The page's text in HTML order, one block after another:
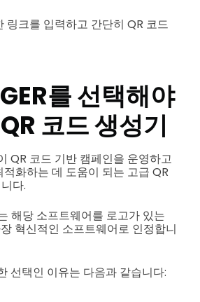
링크를 입력하고 간단히 QR 코드
를 선택해야
QR 코드 생성기
QR 코드 기반 캠페인을 운영하고
화하는 데 도움이 되는 고급 QR
다.
해당 소프트웨어를 로고가 있는
혁신적인 소프트웨어로 인정합니
선택인 이유는 다음과 같습니다: